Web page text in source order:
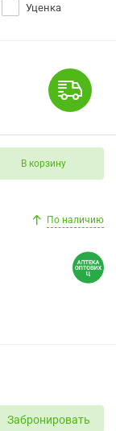
Уценка
В корзину
По наличию
Забронировать